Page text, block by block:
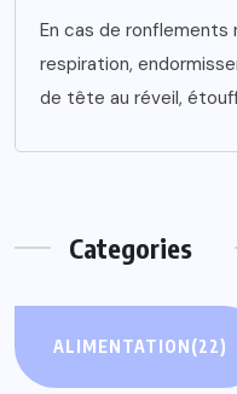
En cas de
respiration,
de tête au réveil,
Categories
ALIMENTATION(22)